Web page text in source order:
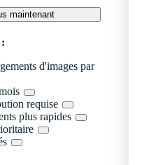
maintenant
d'images par
requise
plus rapides